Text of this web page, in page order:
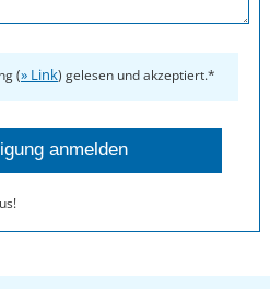
(» Link) gelesen und akzeptiert.*